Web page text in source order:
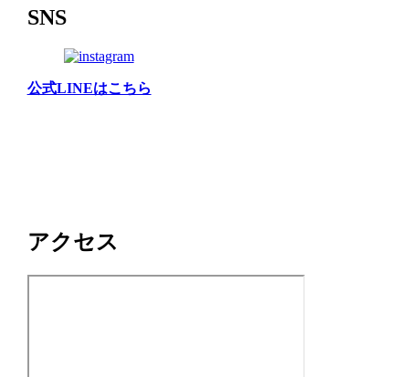
SNS
公式LINEはこちら
アクセス